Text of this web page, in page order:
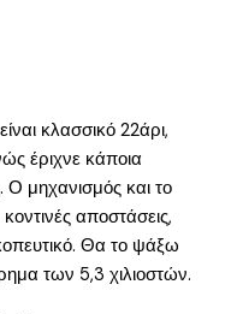
κλασσικό 22άρι,
έριχνε κάποια
Ο μηχανισμός και το
αποστάσεις,
Θα το ψάξω
των 5,3 χιλιοστών.